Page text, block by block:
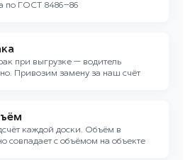
по ГОСТ 8486–86
при выгрузке — водитель
Привозим замену за наш счёт
каждой доски. Объём в
совпадает с объёмом на объекте